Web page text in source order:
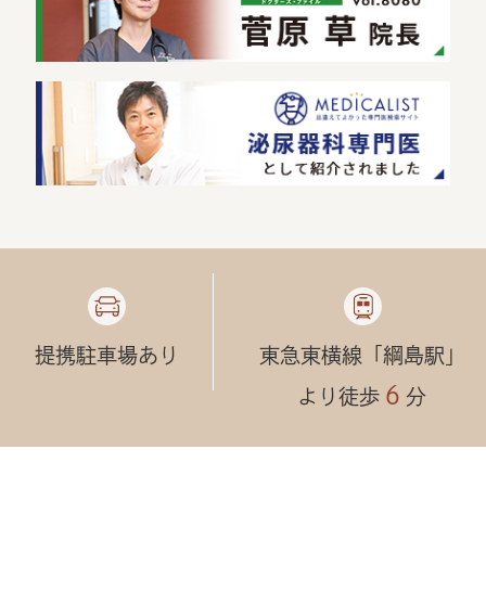
提携駐車場あり
東急東横線「綱島駅」
より徒歩 ６ 分